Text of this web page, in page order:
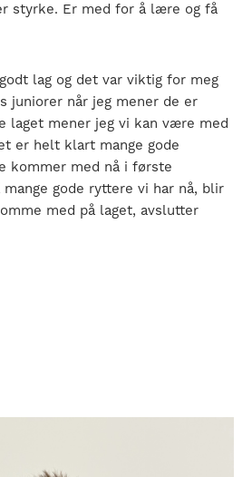
styrke. Er med for å lære og få
lag og det var viktig for meg
juniorer når jeg mener de er
laget mener jeg vi kan være med
er helt klart mange gode
kommer med nå i første
mange gode ryttere vi har nå, blir
med på laget, avslutter